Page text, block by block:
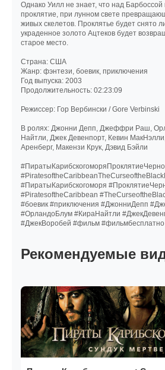
Однако Уилл не знает, что над Барбоссой
проклятие, при лунном свете
живых скелетов. Проклятье будет снято
украденное золото Ацтеков будет
старое место.
Страна: США
Жанр: фэнтези, боевик, приключения
Год выпуска: 2003
Продолжительность: 02:23:09
Режиссер: Гор Вербински / Gore Verbinski
В ролях: Джонни Депп, Джеффри Раш,
Найтли, Джек Девенпорт, Кевин
Аренберг, Макензи Крук, Дэвид Бэйли
#ПиратыКарибскогоморя
#PiratesoftheCaribbean
#боевик #приключения #ДжонниДепп
#ОрландоБлум #КираНайтли
#ДжекВоробей #фильм #фильмбесплатно
Рекомендуемые